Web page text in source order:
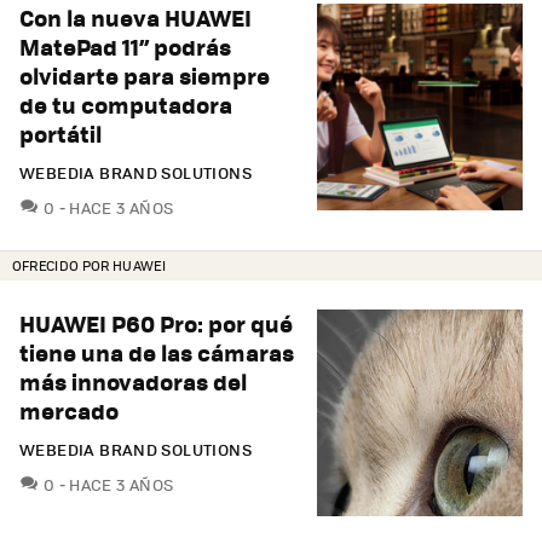
Con la nueva HUAWEI
MatePad 11” podrás
olvidarte para siempre
de tu computadora
portátil
WEBEDIA BRAND SOLUTIONS
0 COMENTARIOS
HACE 3 AÑOS
OFRECIDO POR HUAWEI
HUAWEI P60 Pro: por qué
tiene una de las cámaras
más innovadoras del
mercado
WEBEDIA BRAND SOLUTIONS
0 COMENTARIOS
HACE 3 AÑOS